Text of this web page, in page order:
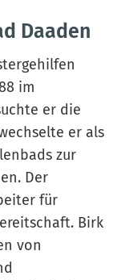
Daaden
im
er die
er als
zur
Der
für
Birk
von